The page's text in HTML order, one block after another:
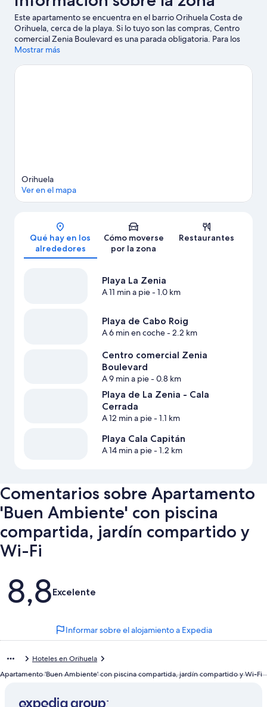
Este apartamento se encuentra en el barrio Orihuela Costa de
Orihuela, cerca de la playa. Si lo tuyo son las compras, Centro
comercial Zenia Boulevard es una parada obligatoria. Para los
que prefieren sumergirse en la naturaleza, Playa La Zenia y Playa
Sinforosa y Minigolf Las Salinas también merecen la pena.
Mostrar más
Mapa
Orihuela
Ver en el mapa
Qué hay en los
alrededores
Cómo moverse
por la zona
Restaurantes
Playa La Zenia
A 11 min a pie- 1.0 km
Playa de Cabo Roig
A 6 min en coche- 2.2 km
Centro comercial Zenia
Boulevard
A 9 min a pie- 0.8 km
Playa de La Zenia - Cala
Cerrada
A 12 min a pie- 1.1 km
Playa Cala Capitán
A 14 min a pie- 1.2 km
Comentarios sobre Apartamento
'Buen Ambiente' con piscina
compartida, jardín compartido y
Wi-Fi
Comentarios
8,8Excelente
Informar sobre el alojamiento a Expedia
Hoteles en Orihuela
Apartamento 'Buen Ambiente' con piscina compartida, jardín compartido y Wi-Fi